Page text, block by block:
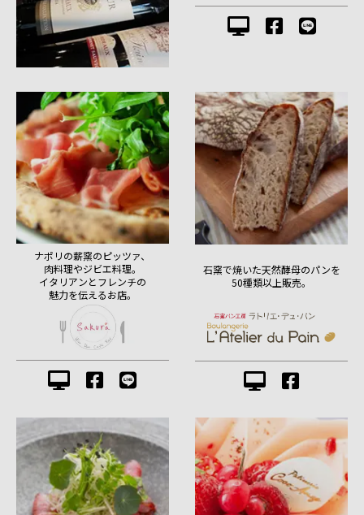
ナポリの薪窯のピッツァ、
肉料理やジビエ料理。
イタリアンとフレンチの
魅力を伝えるお店。
石窯で焼いた天然酵母のパンを
50種類以上販売。